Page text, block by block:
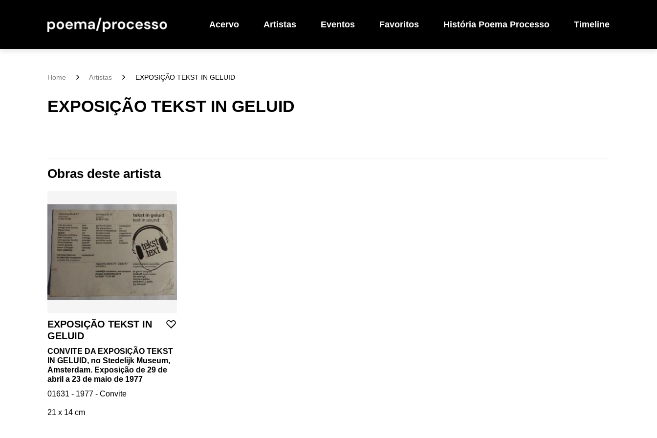
Acervo Artistas Eventos Favoritos História Poema Processo Timeline
Home Artistas EXPOSIÇÃO TEKST IN GELUID
EXPOSIÇÃO TEKST IN GELUID
Obras deste artista
EXPOSIÇÃO TEKST IN
GELUID
CONVITE DA EXPOSIÇÃO TEKST
IN GELUID, no Stedelijk Museum,
Amsterdam. Exposição de 29 de
abril a 23 de maio de 1977
01631 - 1977 - Convite
21 x 14 cm